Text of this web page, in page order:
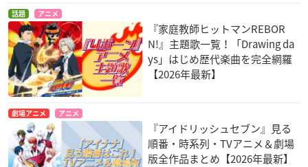
話題 アニメ
『家庭教師ヒットマンREBOR
N!』主題歌一覧！「Drawing da
ys」はじめ歴代楽曲を完全網羅
【2026年最新】
劇場アニメ アニメ
『アイドリッシュセブン』見る
順番・時系列・TVアニメ＆劇場
版全作品まとめ【2026年最新】